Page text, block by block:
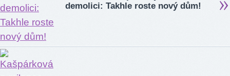
demolici: Takhle roste nový dům!